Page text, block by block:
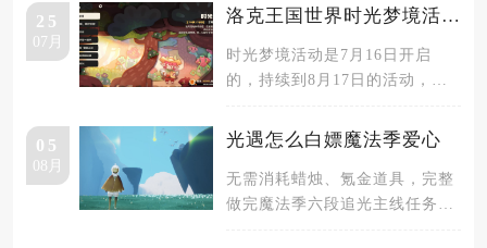
25
07月
洛克王国世界时光梦境活动怎么参与
时光梦境活动是7月16日开启
的，持续到8月17日的活动，差
家的
05
08月
光遇怎么白嫖魔法季爱心
无需消耗蜡烛、氪金道具，完整
做完魔法季六段追光主线任务，